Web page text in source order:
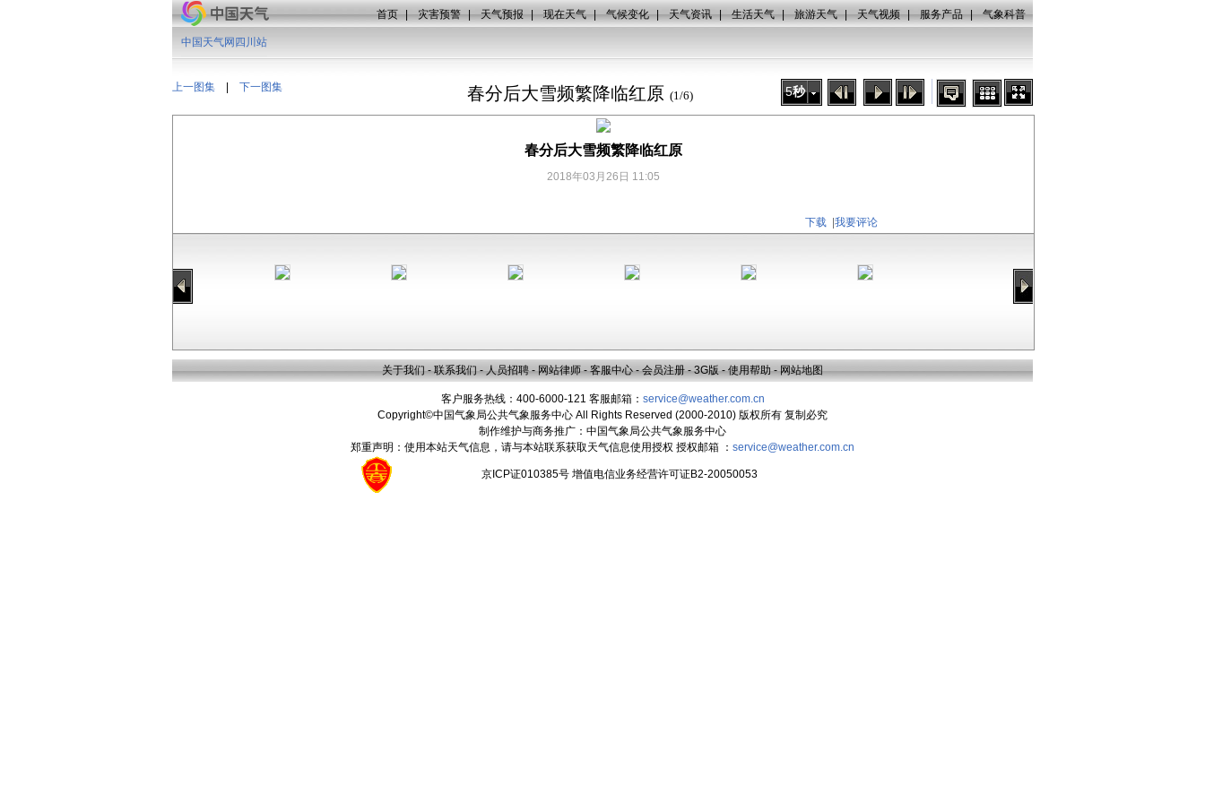
首页 | 灾害预警 | 天气预报 | 现在天气 | 气候变化 | 天气资讯 | 生活天气 | 旅游天气 | 天气视频 | 服务产品 | 气象科普
上一图集 下一图集
中国天气网四川站
春分后大雪频繁降临红原 (1/6) 5秒
春分后大雪频繁降临红原
2018年03月26日 11:05
下载 我要评论
关于我们 - 联系我们 - 人员招聘 - 网站律师 - 客服中心 - 会员注册 - 3G版 - 使用帮助 - 网站地图
客户服务热线：400-6000-121 客服邮箱： service@weather.com.cn
Copyright©中国气象局公共气象服务中心 All Rights Reserved (2000-2010) 版权所有 复制必究
制作维护与商务推广：中国气象局公共气象服务中心
郑重声明：使用本站天气信息，请与本站联系获取天气信息使用授权 授权邮箱 ： service@weather.com.cn
京ICP证010385号 增值电信业务经营许可证B2-20050053